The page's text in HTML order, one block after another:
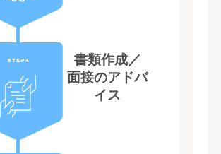
STEP4
書類作成／
面接のアドバ
イス